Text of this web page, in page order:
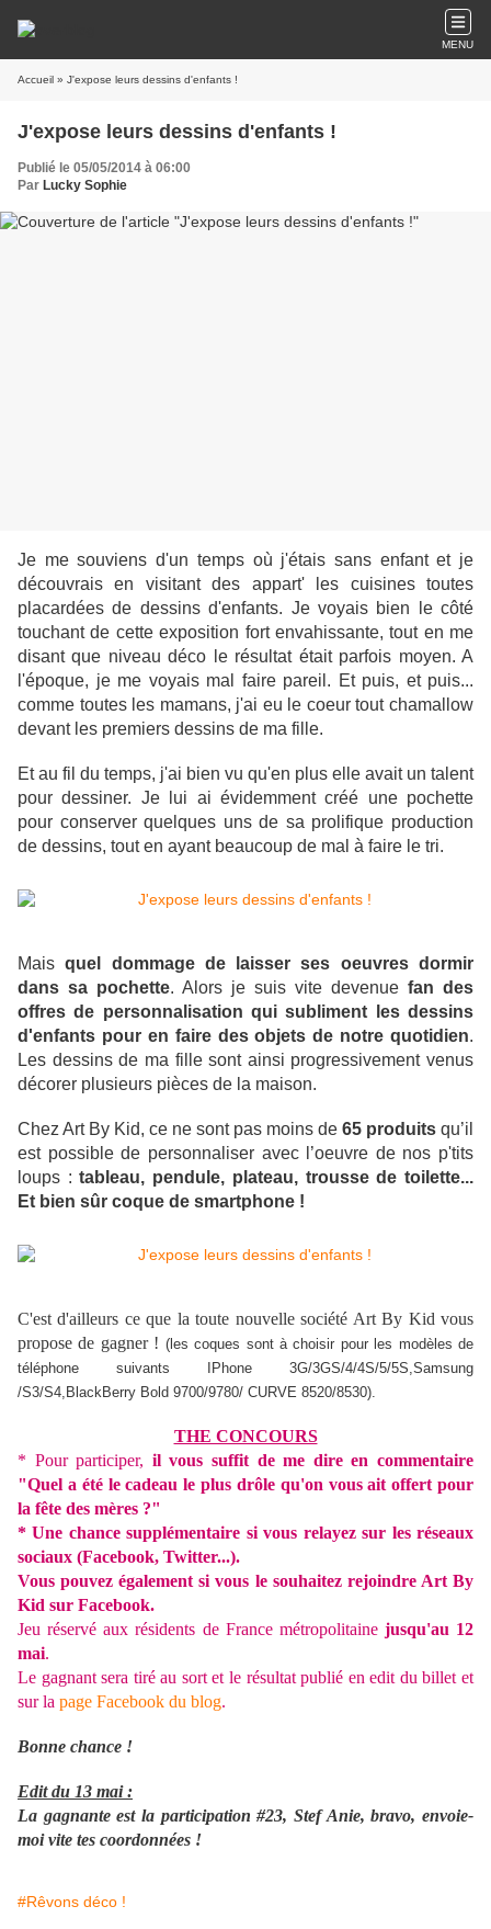
MENU
Accueil » J'expose leurs dessins d'enfants !
J'expose leurs dessins d'enfants !
Publié le 05/05/2014 à 06:00
Par Lucky Sophie
Je me souviens d'un temps où j'étais sans enfant et je
découvrais en visitant des appart' les cuisines toutes
placardées de dessins d'enfants. Je voyais bien le côté
touchant de cette exposition fort envahissante, tout en me
disant que niveau déco le résultat était parfois moyen. A
l'époque, je me voyais mal faire pareil. Et puis, et puis...
comme toutes les mamans, j'ai eu le coeur tout chamallow
devant les premiers dessins de ma fille.
Et au fil du temps, j'ai bien vu qu'en plus elle avait un talent
pour dessiner. Je lui ai évidemment créé une pochette
pour conserver quelques uns de sa prolifique production
de dessins, tout en ayant beaucoup de mal à faire le tri.
Maisquel dommage de laisser ses oeuvres dormir
dans sa pochette. Alors je suis vite devenue fan des
offres de personnalisation qui subliment les dessins
d'enfants pour en faire des objets de notre quotidien.
Les dessins de ma fille sont ainsi progressivement venus
décorer plusieurs pièces de la maison.
Chez Art By Kid, ce ne sont pas moins de 65 produits qu’il
est possible de personnaliser avec l’oeuvre de nos p'tits
loups :tableau, pendule, plateau, trousse de toilette...
Et bien sûr coque de smartphone !
C'est d'ailleurs ce que la toute nouvelle société Art By Kid vous
propose de gagner ! (les coques sont à choisir pour les modèles de
téléphone suivants
IPhone 3G/3GS/4/4S/5/5S,Samsung
/S3/S4,BlackBerry Bold 9700/9780/ CURVE 8520/8530).
THE CONCOURS
* Pour participer, il vous suffit de me dire en commentaire
"Quel a été le cadeau le plus drôle qu'on vous ait offert pour
la fête des mères ?"
* Une chance supplémentaire si vous relayez sur les réseaux
sociaux (Facebook, Twitter...).
Vous pouvez également si vous le souhaitez rejoindre Art By
Kid sur Facebook.
Jeu réservé aux résidents de France métropolitaine jusqu'au 12
mai.
Le gagnant sera tiré au sort et le résultat publié en edit du billet et
sur la page Facebook du blog.
Bonne chance !
Edit du 13 mai :
La gagnante est la participation #23, Stef Anie, bravo, envoie-
moi vite tes coordonnées !
#Rêvons déco !